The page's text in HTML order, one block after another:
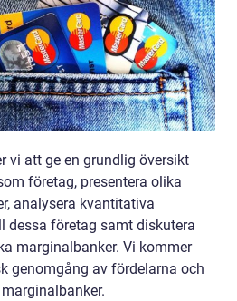
vi att ge en grundlig översikt
företag, presentera olika
analysera kvantitativa
dessa företag samt diskutera
marginalbanker. Vi kommer
genomgång av fördelarna och